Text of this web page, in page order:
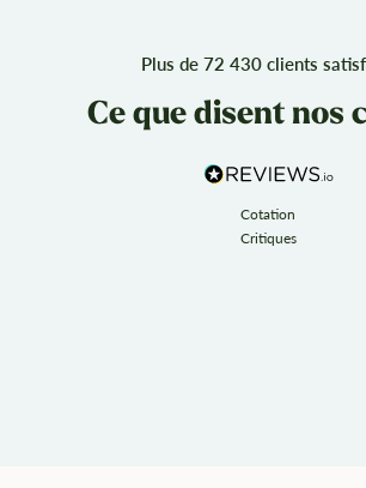
Plus de 72 430 clients
Ce que disent nos
Cotation
Critiques